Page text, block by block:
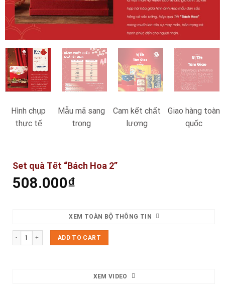
Hình chụp
thực tế
Mẫu mã sang
trọng
Cam kết chất
lượng
Giao hàng toàn
quốc
Set quà Tết “Bách Hoa 2”
508.000₫
XEM TOÀN BỘ THÔNG TIN
Set quà Tết "Bách Hoa 2" quantity
ADD TO CART
XEM VIDEO